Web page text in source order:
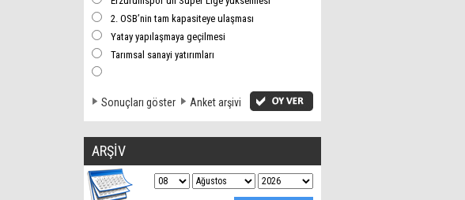
2. OSB’nin tam kapasiteye ulaşması
Yatay yapılaşmaya geçilmesi
Tarımsal sanayi yatırımları
Sonuçları göster Anket arşivi
ARŞİV